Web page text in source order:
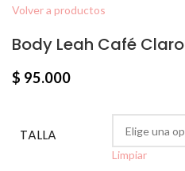
Volver a productos
Body Leah Café Claro
$ 95.000
TALLA
Limpiar